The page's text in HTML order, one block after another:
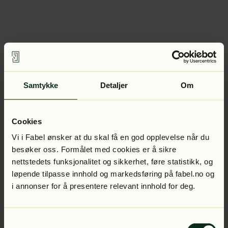
Samtykke Detaljer Om
Cookies
Vi i Fabel ønsker at du skal få en god opplevelse når du
besøker oss. Formålet med cookies er å sikre
nettstedets funksjonalitet og sikkerhet, føre statistikk, og
løpende tilpasse innhold og markedsføring på fabel.no og
i annonser for å presentere relevant innhold for deg.